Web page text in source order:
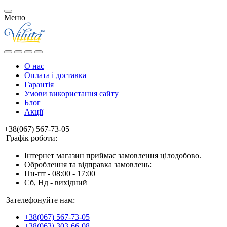
Меню
О нас
Оплата і доставка
Гарантія
Умови використання сайту
Блог
Акції
+38(067) 567-73-05
Графік роботи:
Інтернет магазин приймає замовлення цілодобово.
Оброблення та відправка замовлень:
Пн-пт - 08:00 - 17:00
Сб, Нд - вихідний
Зателефонуйте нам:
+38(067) 567-73-05